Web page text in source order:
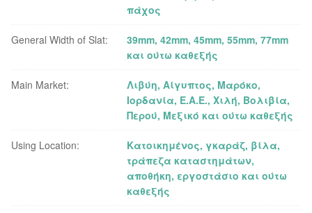
πάχος
General Width of Slat:
39mm, 42mm, 45mm, 55mm, 77mm
και ούτω καθεξής
Main Market:
Λιβύη, Αίγυπτος, Μαρόκο,
Ιορδανία, Ε.Α.Ε., Χιλή, Βολιβία,
Περού, Μεξικό και ούτω καθεξής
Using Location:
Κατοικημένος, γκαράζ, βίλα,
τράπεζα καταστημάτων,
αποθήκη, εργοστάσιο και ούτω
καθεξής